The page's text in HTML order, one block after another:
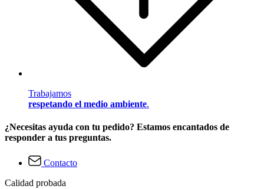
Trabajamos
respetando el medio ambiente.
¿Necesitas ayuda con tu pedido? Estamos encantados de
responder a tus preguntas.
Contacto
Calidad probada